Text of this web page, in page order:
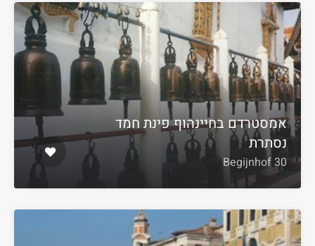
אמסטרדם בחיינהוף פינת חמד
נסתרת
Begijnhof 30